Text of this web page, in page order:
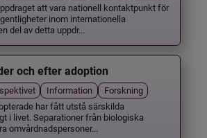
att vara nationell kontaktpunkt för
inom internationella
del av detta uppdr...
och efter adoption
Information
Forskning
har fått utstå särskilda
i livet. Separationer från biologiska
omvårdnadspersoner...